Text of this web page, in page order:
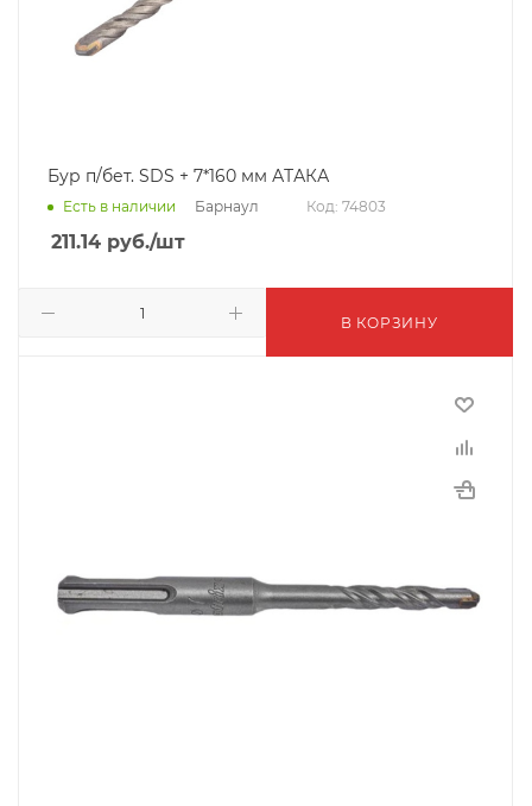
Бур п/бет. SDS + 7*160 мм АТАКА
Есть в наличии Барнаул Код: 74803
211.14 руб./шт
В КОРЗИНУ